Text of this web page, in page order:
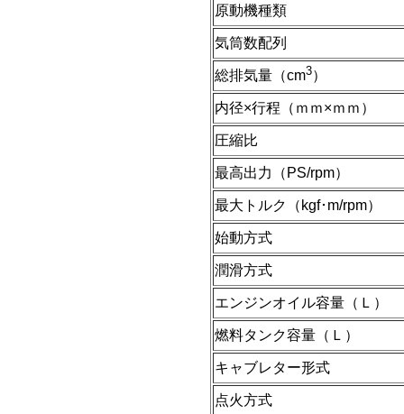
原動機種類
気筒数配列
総排気量（cm3）
内径×行程（ｍｍ×ｍｍ）
圧縮比
最高出力（PS/rpm）
最大トルク（kgf･m/rpm）
始動方式
潤滑方式
エンジンオイル容量（Ｌ）
燃料タンク容量（Ｌ）
キャブレター形式
点火方式